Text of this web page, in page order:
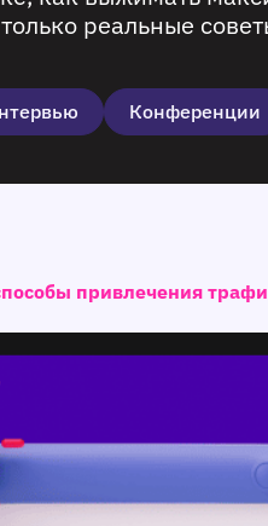
реальные
Конференции
привлечения